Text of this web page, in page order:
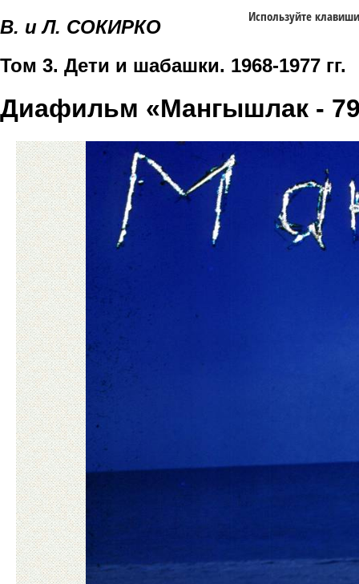
В. и Л. СОКИРКО
Том 3. Дети и шабашки. 1968-1977 гг.
Диафильм «Мангышлак -
Используйте